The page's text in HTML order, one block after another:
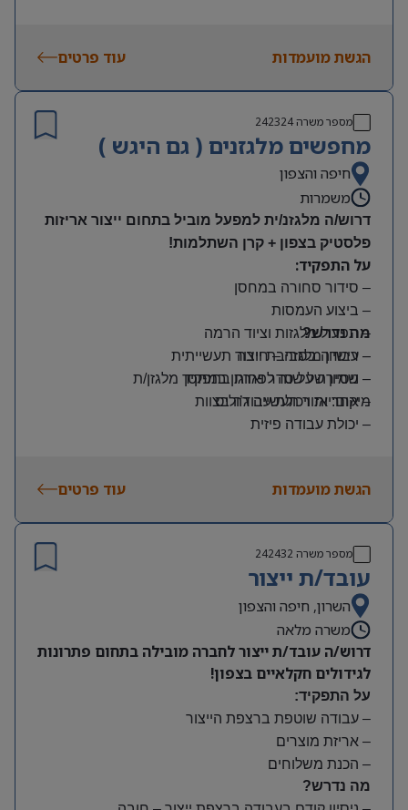
הגשת מועמדות עוד פרטים
מספר משרה242324
מחפשים מלגזנים ( גם היגש )
חיפה והצפון
משמרות
דרוש/ה מלגזנ/ית למפעל מוביל בתחום ייצור אריזות
פלסטיק בצפון + קרן השתלמות!
על התפקיד:
– סידור סחורה במחסן
– ביצוע העמסות
– תפעול מלגזות וציוד הרמה
– עבודה בסביבת ייצור תעשייתית
– שמירה על סדר וארגון במחסן
מה נדרש?
– רישיון מלגזה – חובה
– ניסיון של שנה לפחות בתפקיד מלגזן/ת
– אחריות ויכולת עבודה בצוות
– יכולת עבודה פיזית
משמרות:
שעות נוספות לפי צורך
תנאים:
סיבוס
קרן השתלמות
מיקום: אזור תעשייה ג’וליס
הגשת מועמדות עוד פרטים
מספר משרה 242432
עובד/ת ייצור
השרון, חיפה והצפון
משרה מלאה
דרוש/ה עובד/ת ייצור לחברה מובילה בתחום פתרונות
לגידולים חקלאיים בצפון!
על התפקיד:
– עבודה שוטפת ברצפת הייצור
– אריזת מוצרים
– הכנת משלוחים
מה נדרש?